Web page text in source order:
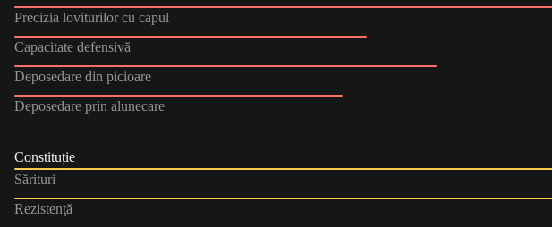
Precizia loviturilor cu capul
Capacitate defensivă
Deposedare din picioare
Deposedare prin alunecare
Constituție
Sărituri
Rezistenţă